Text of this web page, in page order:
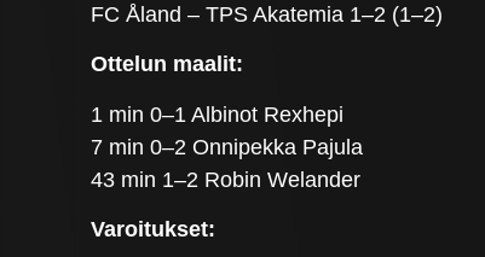
FC Åland – TPS Akatemia 1–2 (1–2)
Ottelun maalit:
1 min 0–1 Albinot Rexhepi
7 min 0–2 Onnipekka Pajula
43 min 1–2 Robin Welander
Varoitukset: